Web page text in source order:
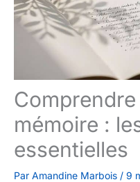
mémoire :
essentielles
Par Amandine Marbois / 9